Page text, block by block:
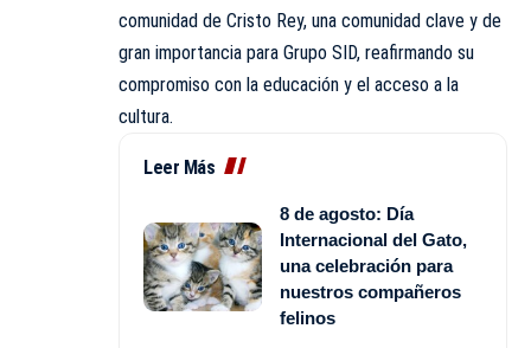
comunidad de Cristo Rey, una comunidad clave y de
gran importancia para Grupo SID, reafirmando su
compromiso con la educación y el acceso a la
cultura.
Leer Más
8 de agosto: Día
Internacional del Gato,
una celebración para
nuestros compañeros
felinos